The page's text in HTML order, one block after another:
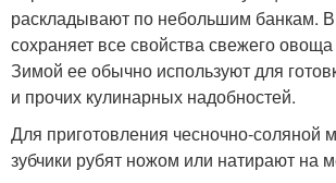
раскладывают по небольшим банкам.
сохраняет все свойства свежего овоща
Зимой ее обычно используют для
и прочих кулинарных надобностей.
Для приготовления чесночно-
зубчики рубят ножом или натирают на